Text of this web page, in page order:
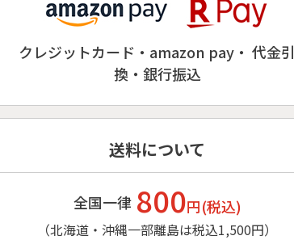
クレジットカード・amazon pay・ 代金引
換・銀行振込
送料について
全国一律 800円(税込)
（北海道・沖縄一部離島は税込1,500円）